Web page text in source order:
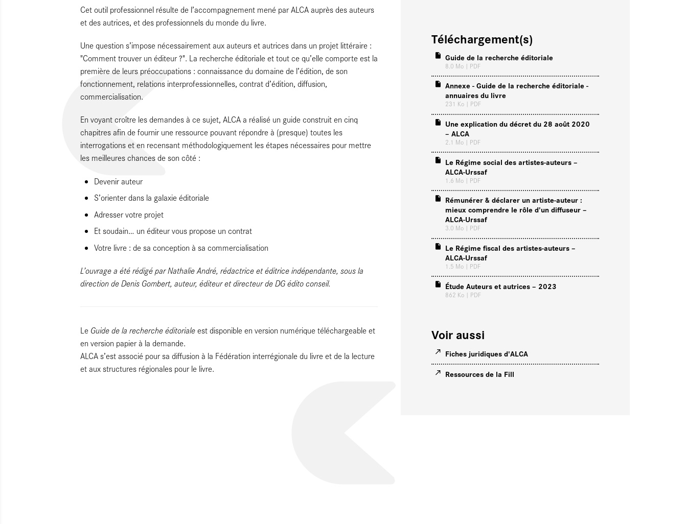
Cet outil professionnel résulte de l’accompagnement mené par ALCA auprès des auteurs
et des autrices, et des professionnels du monde du livre.
Une question s’impose nécessairement aux auteurs et autrices dans un projet littéraire :
"Comment trouver un éditeur ?". La recherche éditoriale et tout ce qu’elle comporte est la
première de leurs préoccupations : connaissance du domaine de l’édition, de son
fonctionnement, relations interprofessionnelles, contrat d’édition, diffusion,
commercialisation.
En voyant croître les demandes à ce sujet, ALCA a réalisé un guide construit en cinq
chapitres afin de fournir une ressource pouvant répondre à (presque) toutes les
interrogations et en recensant méthodologiquement les étapes nécessaires pour mettre
les meilleures chances de son côté :
Devenir auteur
S’orienter dans la galaxie éditoriale
Adresser votre projet
Et soudain… un éditeur vous propose un contrat
Votre livre : de sa conception à sa commercialisation
L’ouvrage a été rédigé par Nathalie André, rédactrice et éditrice indépendante, sous la
direction de Denis Gombert, auteur, éditeur et directeur de DG édito conseil.
Le Guide de la recherche éditorialeest disponible en version numérique téléchargeable et
en version papier à la demande.
ALCA s’est associé pour sa diffusion à la Fédération interrégionale du livre et de la lecture
et aux structures régionales pour le livre.
Téléchargement(s)
Guide de la recherche éditoriale
8.0 Mo | PDF
Annexe - Guide de la recherche éditoriale -
annuaires du livre
231 Ko | PDF
Une explication du décret du 28 août 2020
– ALCA
2.1 Mo | PDF
Le Régime social des artistes-auteurs –
ALCA-Urssaf
1.6 Mo | PDF
Rémunérer & déclarer un artiste-auteur :
mieux comprendre le rôle d'un diffuseur –
ALCA-Urssaf
3.0 Mo | PDF
Le Régime fiscal des artistes-auteurs –
ALCA-Urssaf
1.5 Mo | PDF
Étude Auteurs et autrices – 2023
862 Ko | PDF
Voir aussi
Fiches juridiques d'ALCA
Ressources de la Fill